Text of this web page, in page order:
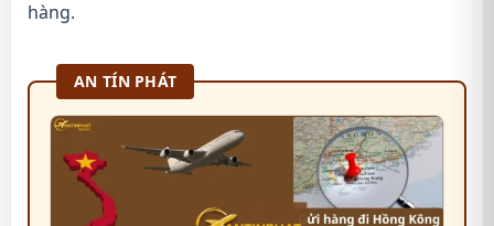
hàng.
AN TÍN PHÁT